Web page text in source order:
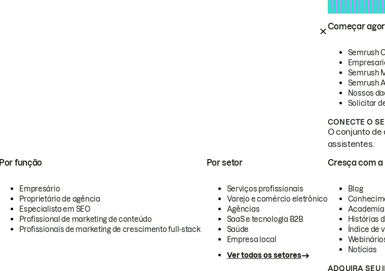
Começar
Semrush
Semrush
Semrush
Nossos
Solicitar
CONECTE O
O conjunto de
assistentes.
Por função
Empresário
Proprietário de agência
Especialista em SEO
Profissional de marketing de conteúdo
Profissionais de marketing de crescimento full-stack
Por setor
Serviços profissionais
Varejo e comércio eletrônico
Agências
SaaS e tecnologia B2B
Saúde
Empresa local
Ver todos os setores
Cresça com a
Blog
Academia
Histórias
Índice de
Notícias
ADQUIRA SEU